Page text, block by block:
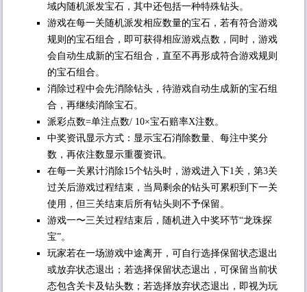
域内随机派发宝石，其中还包括一种特殊钻头。
游戏在每一关随机派发相应数量的宝石，若有符合游戏
规则的宝石组合，即可获得相应游戏点数，同时，游戏
会自动生成新的宝石组合，直至不再形成符合游戏规则
的宝石组合。
消除过程中会先消除钻头，待游戏自动生成新的宝石组
合，再继续消除宝石。
派彩点数=单注点数/ 10×宝石赔率X注数。
中奖资讯显示方式：显示宝石消除数量、每注中奖分
数，再依注数显示重覆资讯。
在每一关累计消除15个钻头时，游戏进入下1关，第3关
过关后游戏过程结束，当局剩余的钻头可累积到下一关
使用，但三关结束后所有钻头则不予保留。
游戏一〜三关过程结束后，随机进入中奖环节“龙珠探
宝”。
玩家若在一场游戏中途离开，可自行选择保留状态退出
或放弃状态退出；若选择保留状态退出，可保留当前状
态包含关卡及钻头数；若选择放弃状态退出，即视为玩